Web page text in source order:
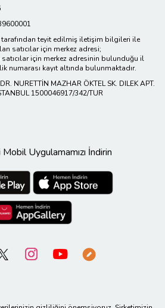
tarafından teyit edilmiş iletişim bilgileri ile
satıcılar için merkez adresi;
için merkez adresinin bulunduğu il
numarası kayıt altında bulunmaktadır.
NURETTİN MAZHAR ÖKTEL SK. DILEK APT.
1500046917/342/TUR
Uygulamamızı İndirin